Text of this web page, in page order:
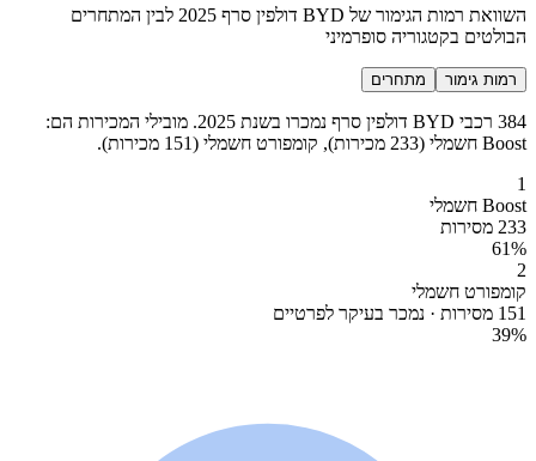
השוואת רמות הגימור של BYD דולפין סרף 2025 לבין המתחרים
הבולטים בקטגוריה סופרמיני
רמות גימור מתחרים
384 רכבי BYD דולפין סרף נמכרו בשנת 2025. מובילי המכירות הם:
Boost חשמלי (233 מכירות), קומפורט חשמלי (151 מכירות).
1
Boost חשמלי
233 מסירות
61%
2
קומפורט חשמלי
151 מסירות · נמכר בעיקר לפרטיים
39%